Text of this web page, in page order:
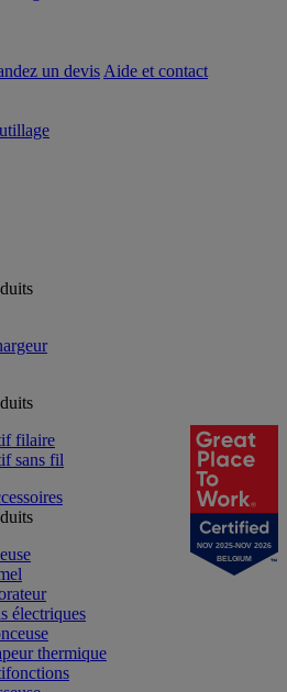
un devis Aide et contact
filaire
sans fil
électriques
thermique
NOV 2025-NOV 2026
BELGIUM